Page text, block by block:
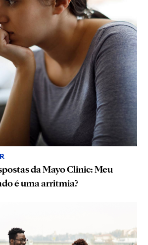
da Mayo Clinic: Meu
é uma arritmia?